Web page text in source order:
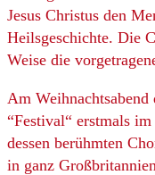
Jesus Christus den
Heilsgeschichte. Die
Weise die
Am Weihnachtsabend
“Festival“ erstmals
dessen berühmten
in ganz